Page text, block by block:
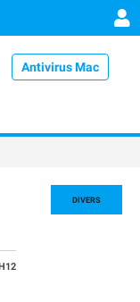
Antivirus Mac
DIVERS